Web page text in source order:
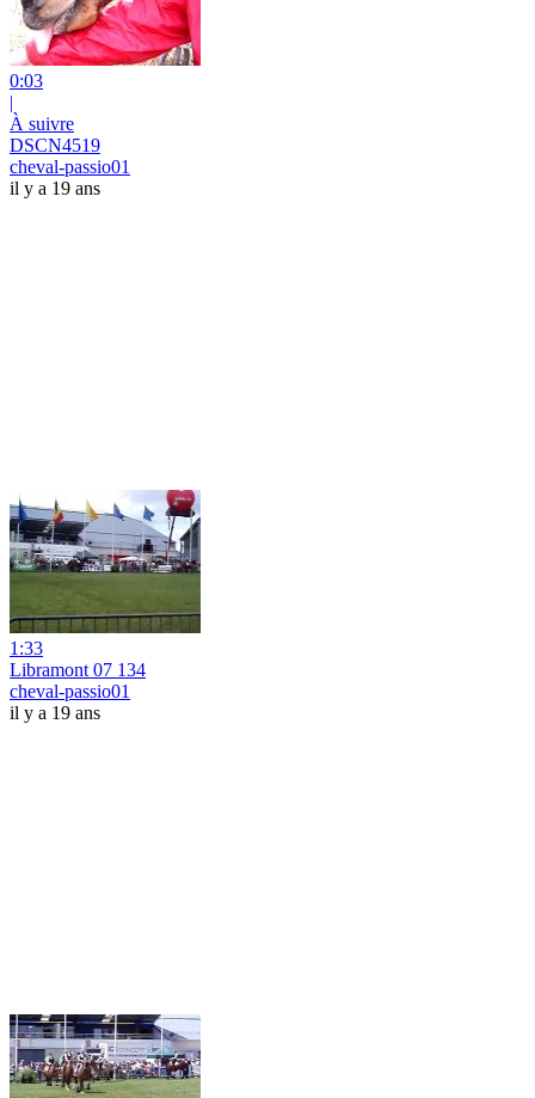
0:03
|
À suivre
DSCN4519
cheval-passio01
il y a 19 ans
1:33
Libramont 07 134
cheval-passio01
il y a 19 ans